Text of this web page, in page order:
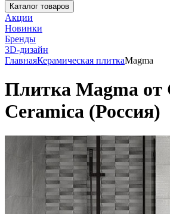
Каталог товаров
Акции
Новинки
Бренды
3D-дизайн
ГлавнаяКерамическая плиткаMagma
Плитка Magma от
Ceramica (Россия)